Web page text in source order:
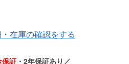
在庫の確認をする
保証 ・2年保証あり／